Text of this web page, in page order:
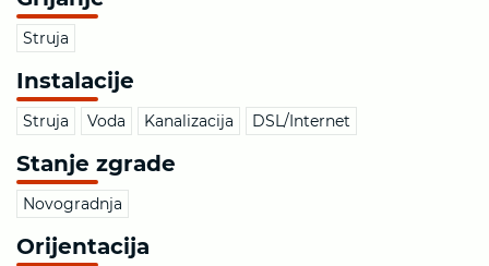
Struja
Instalacije
Struja Voda Kanalizacija DSL/Internet
Stanje zgrade
Novogradnja
Orijentacija